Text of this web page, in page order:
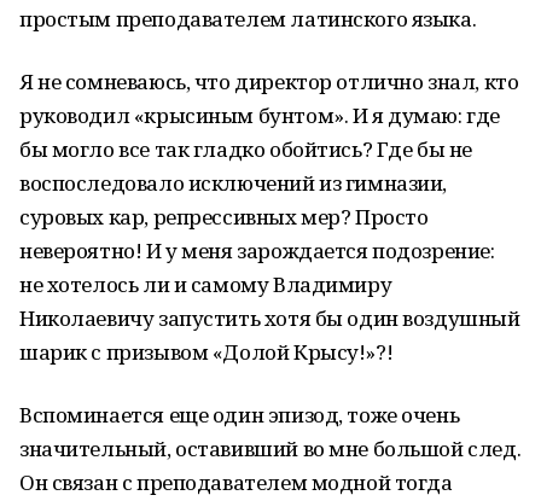
простым преподавателем латинского языка.
Я не сомневаюсь, что директор отлично знал, кто
руководил «крысиным бунтом». И я думаю: где
бы могло все так гладко обойтись? Где бы не
воспоследовало исключений из гимназии,
суровых кар, репрессивных мер? Просто
невероятно! И у меня зарождается подозрение:
не хотелось ли и самому Владимиру
Николаевичу запустить хотя бы один воздушный
шарик с призывом «Долой Крысу!»?!
Вспоминается еще один эпизод, тоже очень
значительный, оставивший во мне большой след.
Он связан с преподавателем модной тогда